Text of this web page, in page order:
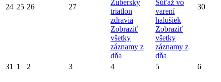
24 25 26 27
Zuberský
triatlon
zdravia
Zobraziť
všetky
záznamy z
dňa
Súťaž vo
varení
halušiek
Zobraziť
všetky
záznamy z
dňa
30
31 1 2 3 4 5 6